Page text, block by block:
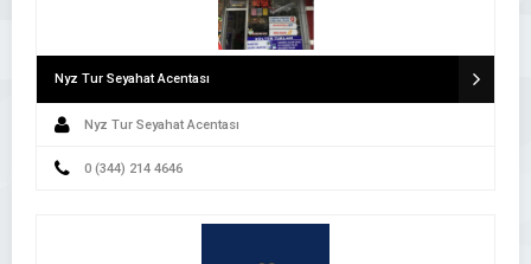
Nyz Tur Seyahat Acentası
Nyz Tur Seyahat Acentası
0 (344) 214 4646